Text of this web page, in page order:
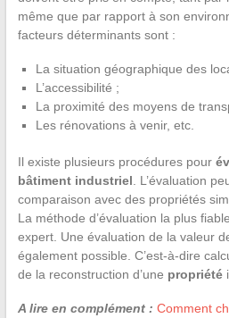
même que par rapport à son
facteurs déterminants sont :
La situation géographique des
L’accessibilité ;
La proximité des moyens de
Les rénovations à venir, etc.
Il existe plusieurs procédures pour
bâtiment industriel . L’évaluation
comparaison avec des propriétés
La méthode d’évaluation la plus
expert. Une évaluation de la valeur
également possible. C’est-à-dire
de la reconstruction d’une propriété
A lire en complément : Comment